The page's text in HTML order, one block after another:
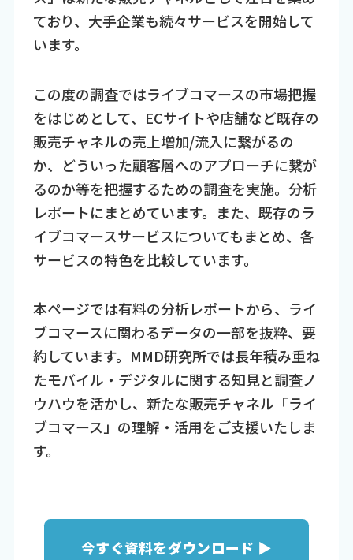
ており、大手企業も続々サービスを開始して
います。
この度の調査ではライブコマースの市場把握
をはじめとして、ECサイトや店舗など既存の
販売チャネルの売上増加/流入に繋がるの
か、どういった顧客層へのアプローチに繋が
るのか等を把握するための調査を実施。分析
レポートにまとめています。また、既存のラ
イブコマースサービスについてもまとめ、各
サービスの特色を比較しています。
本ページでは有料の分析レポートから、ライ
ブコマースに関わるデータの一部を抜粋、要
約しています。MMD研究所では長年積み重ね
たモバイル・デジタルに関する知見と調査ノ
ウハウを活かし、新たな販売チャネル「ライ
ブコマース」の理解・活用をご支援いたしま
す。
今すぐ資料をダウンロード ▶